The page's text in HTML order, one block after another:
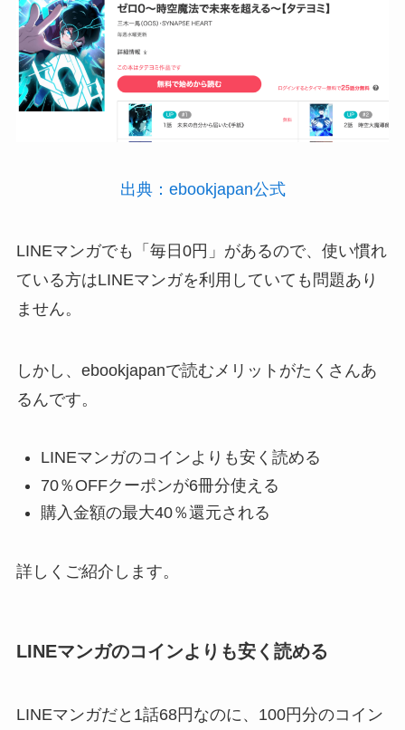
出典：ebookjapan公式
LINEマンガでも「毎日0円」があるので、使い慣れ
ている方はLINEマンガを利用していても問題あり
ません。
しかし、ebookjapanで読むメリットがたくさんあ
るんです。
LINEマンガのコインよりも安く読める
70％OFFクーポンが6冊分使える
購入金額の最大40％還元される
詳しくご紹介します。
LINEマンガのコインよりも安く読める
LINEマンガだと1話68円なのに、100円分のコイン